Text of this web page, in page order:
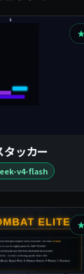
タッカー
v4-flash